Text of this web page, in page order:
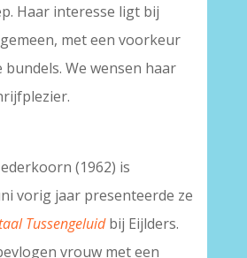
Haar interesse ligt bij
met een voorkeur
We wensen haar
(1962) is
vorig jaar presenteerde ze
Tussengeluidbij Eijlders.
vrouw met een